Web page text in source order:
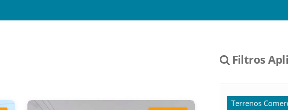
Filtros
Terrenos